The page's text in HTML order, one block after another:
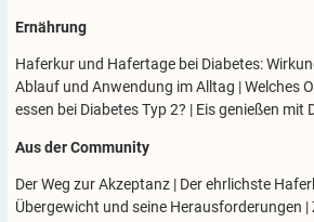
Ernährung
Haferkur und Hafertage bei Diabetes:
Ablauf und Anwendung im Alltag |Welches
essen bei Diabetes Typ 2? | Eis genießen mit
Aus der Community
Der Weg zur Akzeptanz | Der ehrlichste
Übergewicht und seine Herausforderungen |